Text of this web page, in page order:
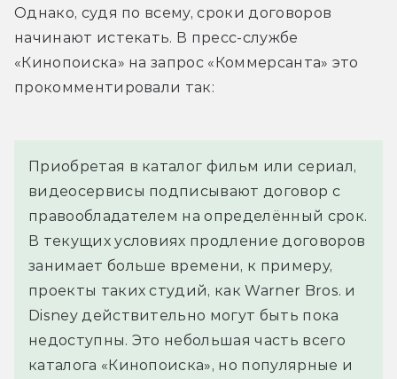
Однако, судя по всему, сроки договоров
начинают истекать. В пресс-службе
«Кинопоиска» на запрос «Коммерсанта» это
прокомментировали так:
Приобретая в каталог фильм или сериал,
видеосервисы подписывают договор с
правообладателем на определённый срок.
В текущих условиях продление договоров
занимает больше времени, к примеру,
проекты таких студий, как Warner Bros. и
Disney действительно могут быть пока
недоступны. Это небольшая часть всего
каталога «Кинопоиска», но популярные и